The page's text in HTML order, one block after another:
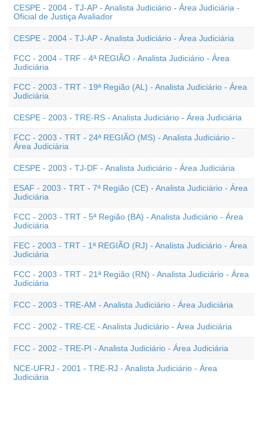
CESPE - 2004 - TJ-AP - Analista Judiciário - Área Judiciária -
Oficial de Justiça Avaliador
CESPE - 2004 - TJ-AP - Analista Judiciário - Área Judiciária
FCC - 2004 - TRF - 4ª REGIÃO - Analista Judiciário - Área
Judiciária
FCC - 2003 - TRT - 19ª Região (AL) - Analista Judiciário - Área
Judiciária
CESPE - 2003 - TRE-RS - Analista Judiciário - Área Judiciária
FCC - 2003 - TRT - 24ª REGIÃO (MS) - Analista Judiciário -
Área Judiciária
CESPE - 2003 - TJ-DF - Analista Judiciário - Área Judiciária
ESAF - 2003 - TRT - 7ª Região (CE) - Analista Judiciário - Área
Judiciária
FCC - 2003 - TRT - 5ª Região (BA) - Analista Judiciário - Área
Judiciária
FEC - 2003 - TRT - 1ª REGIÃO (RJ) - Analista Judiciário - Área
Judiciária
FCC - 2003 - TRT - 21ª Região (RN) - Analista Judiciário - Área
Judiciária
FCC - 2003 - TRE-AM - Analista Judiciário - Área Judiciária
FCC - 2002 - TRE-CE - Analista Judiciário - Área Judiciária
FCC - 2002 - TRE-PI - Analista Judiciário - Área Judiciária
NCE-UFRJ - 2001 - TRE-RJ - Analista Judiciário - Área
Judiciária